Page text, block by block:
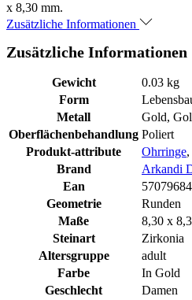
x 8,30 mm.
Zusätzliche Informationen
Zusätzliche Informationen
Gewicht
0.03 kg
Form
Metall
Gold,
Oberflächenbehandlung Poliert
Produkt-attribute
Ohrringe,
Brand
Arkandi
Ean
Geometrie
Runden
Maße
8,30 x
Steinart
Zirkonia
Altersgruppe
adult
Farbe
In Gold
Geschlecht
Damen